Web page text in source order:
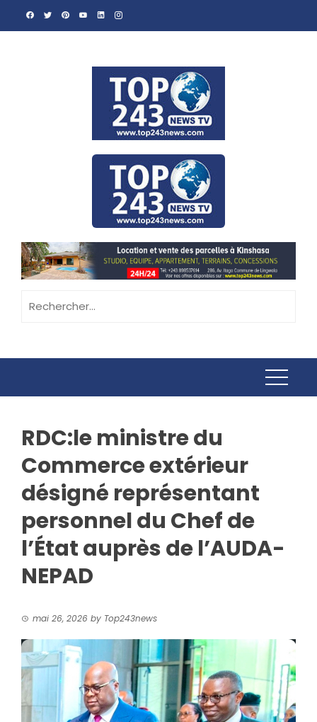
RDC:le ministre du
Commerce extérieur
désigné représentant
personnel du Chef de
l’État auprès de l’AUDA-
NEPAD
mai 26, 2026 by Top243news